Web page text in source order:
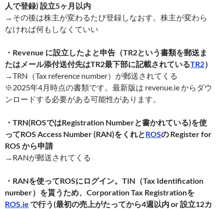
人で登録) 設立5ヶ月以内
→その後は株主が変わるたび登録しなおす。株主が変わら
なければ何もしなくていい
・Revenue に設立したよと申告（TR2という書類を郵送ま
たはメール添付送付先はTR2最下部に記載されているTR2）
→TRN（Tax reference number）が郵送されてくる
※2025年4月時点の書類です。最新版は revenue.ie からダウ
ンロードする必要がある可能性があります。
・TRN(ROSではRegistration Numberと書かれている)を使
ってROS Access Number (RAN)をくれとROSの Register for
ROS から申請
→RANが郵送されてくる
・RANを使ってROSにログイン。TIN（Tax Identification
number）を貰うため、Corporation Tax Registrationを
ROS.ie で行う(最初の売上がたってから4週以内 or 設立12カ